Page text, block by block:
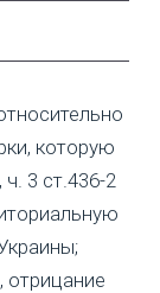
которую
3 ст.436-2
отрицание